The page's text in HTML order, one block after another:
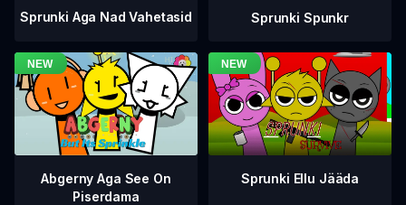
Sprunki Aga Nad Vahetasid Sprunki Spunkr
Abgerny Aga See On
Piserdama
Sprunki Ellu Jääda